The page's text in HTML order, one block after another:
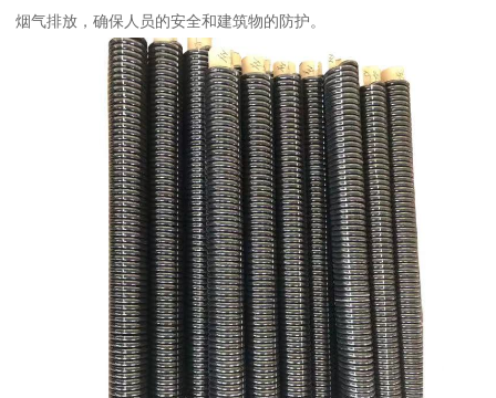
烟气排放，确保人员的安全和建筑物的防护。